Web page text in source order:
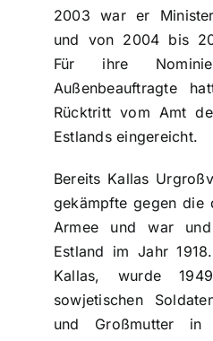
2003 war er
und von 2004 bis
Für ihre
Außenbeauftragte
Rücktritt vom Amt
Estlands eingereicht.
Bereits Kallas
gekämpfte gegen die
Armee und war
Estland im Jahr
Kallas, wurde
sowjetischen
und Großmutter in